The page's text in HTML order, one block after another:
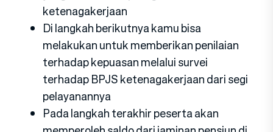
ketenagakerjaan
Di langkah berikutnya kamu bisa
melakukan untuk memberikan penilaian
terhadap kepuasan melalui survei
terhadap BPJS ketenagakerjaan dari segi
pelayanannya
Pada langkah terakhir peserta akan